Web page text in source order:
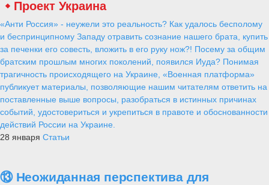
Проект Украина
«Анти Россия» - неужели это реальность? Как удалось бесполому
и беспринципному Западу отравить сознание нашего брата, купить
за печенки его совесть, вложить в его руку нож?! Посему за общим
братским прошлым многих поколений, появился Иуда? Понимая
трагичность происходящего на Украине, «Военная платформа»
публикует материалы, позволяющие нашим читателям ответить на
поставленные выше вопросы, разобраться в истинных причинах
событий, удостовериться и укрепиться в правоте и обоснованности
действий России на Украине.
28 января Статьи
⑬ Неожиданная перспектива для